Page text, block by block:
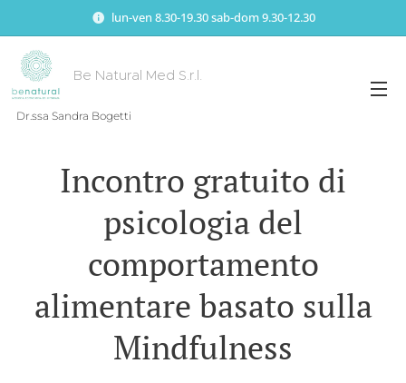
lun-ven 8.30-19.30 sab-dom 9.30-12.30
Be Natural Med S.r.l.
Dr.ssa Sandra Bogetti
Incontro gratuito di
psicologia del
comportamento
alimentare basato sulla
Mindfulness